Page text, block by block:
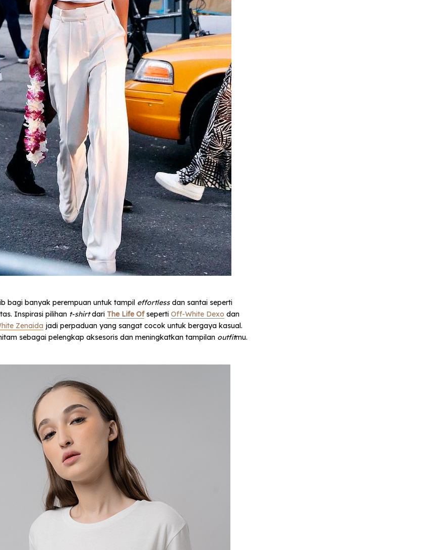
bagi banyak perempuan untuk tampil effortlessdan santai seperti
Inspirasi pilihan t-shirtdari The Life Ofseperti Off-White Dexo dan
Zenaida jadi perpaduan yang sangat cocok untuk bergaya kasual.
sebagai pelengkap aksesoris dan meningkatkan tampilan outfitmu.